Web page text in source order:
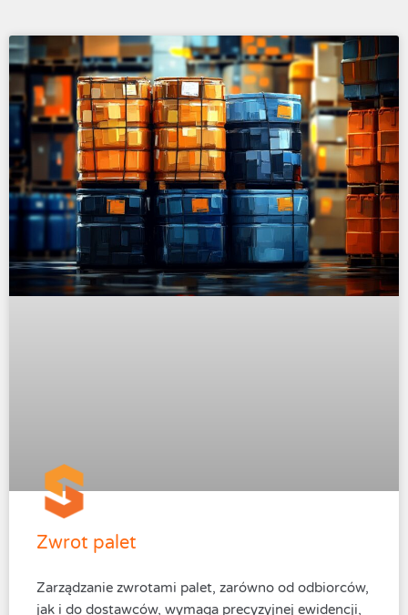
Zwrot palet
Zarządzanie zwrotami palet, zarówno od odbiorców,
jak i do dostawców, wymaga precyzyjnej ewidencji,